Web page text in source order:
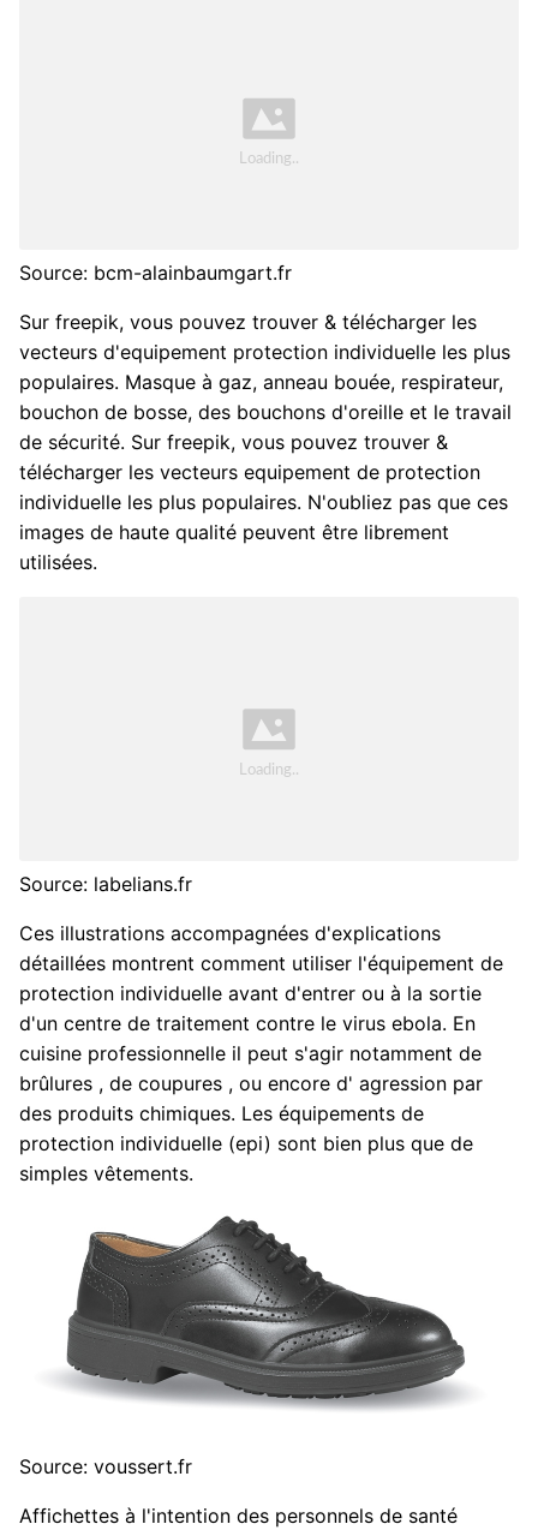
Source: bcm-alainbaumgart.fr
Sur freepik, vous pouvez trouver & télécharger les
vecteurs d'equipement protection individuelle les plus
populaires. Masque à gaz, anneau bouée, respirateur,
bouchon de bosse, des bouchons d'oreille et le travail
de sécurité. Sur freepik, vous pouvez trouver &
télécharger les vecteurs equipement de protection
individuelle les plus populaires. N'oubliez pas que ces
images de haute qualité peuvent être librement
utilisées.
Source: labelians.fr
Ces illustrations accompagnées d'explications
détaillées montrent comment utiliser l'équipement de
protection individuelle avant d'entrer ou à la sortie
d'un centre de traitement contre le virus ebola. En
cuisine professionnelle il peut s'agir notamment de
brûlures , de coupures , ou encore d' agression par
des produits chimiques. Les équipements de
protection individuelle (epi) sont bien plus que de
simples vêtements.
Source: voussert.fr
Affichettes à l'intention des personnels de santé